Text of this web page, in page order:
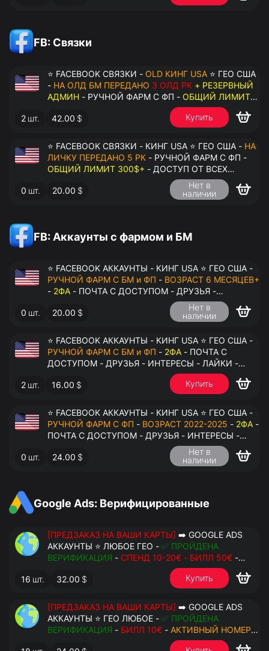
FB: Связки
⭐ FACEBOOK СВЯЗКИ - OLD КИНГ USA ⭐ ГЕО США
- НА ОЛД БМ ПЕРЕДАНО 3 ОЛД РК + РЕЗЕРВНЫЙ
АДМИН - РУЧНОЙ ФАРМ С ФП - ОБЩИЙ ЛИМИТ
- ДОСТУП ОТ ВСЕХ АККАУНТОВ -
ПЕРЕДАЧА В АНТИДЕТЕКТ
2 шт. 42.00 $ Купить
⭐ FACEBOOK СВЯЗКИ - КИНГ USA ⭐ ГЕО США - НА
ЛИЧКУ ПЕРЕДАНО 5 РК - РУЧНОЙ ФАРМ С ФП -
ОБЩИЙ ЛИМИТ 300$+ - ДОСТУП ОТ ВСЕХ
АККАУНТОВ - ПЕРЕДАЧА В АНТИДЕТЕКТ
0 шт. 20.00 $
Нет в
наличии
FB: Аккаунты с фармом и БМ
⭐ FACEBOOK АККАУНТЫ - КИНГ USA ⭐ ГЕО США -
РУЧНОЙ ФАРМ С БМ и ФП - ВОЗРАСТ 6 МЕСЯЦЕВ+
- 2ФА - ПОЧТА С ДОСТУПОМ - ДРУЗЬЯ -
ИНТЕРЕСЫ - ЛАЙКИ - КОММЕНТАРИИ - ПЕРЕДАЧА
В АНТИДЕТЕКТ
0 шт. 20.00 $
Нет в
наличии
⭐ FACEBOOK АККАУНТЫ - КИНГ USA ⭐ ГЕО США -
РУЧНОЙ ФАРМ С БМ и ФП - 2ФА - ПОЧТА С
ДОСТУПОМ - ДРУЗЬЯ - ИНТЕРЕСЫ - ЛАЙКИ -
КОММЕНТАРИИ - ПЕРЕДАЧА В АНТИДЕТЕКТ
2 шт. 16.00 $ Купить
⭐ FACEBOOK АККАУНТЫ - КИНГ USA ⭐ ГЕО США -
РУЧНОЙ ФАРМ С ФП - ВОЗРАСТ 2022-2025 - 2ФА -
ПОЧТА С ДОСТУПОМ - ДРУЗЬЯ - ИНТЕРЕСЫ -
ЛАЙКИ - КОММЕНТАРИИ - ПЕРЕДАЧА В
АНТИДЕТЕКТ
0 шт. 24.00 $
Нет в
наличии
Google Ads: Верифицированные
[ПРЕДЗАКАЗ НА ВАШИ КАРТЫ] ➡️ GOOGLE ADS
АККАУНТЫ ⭐ ЛЮБОЕ ГЕО - ✅ ПРОЙДЕНА
ВЕРИФИКАЦИЯ - СПЕНД 10-20€ - БИЛЛ 50€ -
АКТИВНЫЙ НОМЕР ДЛЯ ПОВТОРНЫХ СМС-
И РЕЗЕРВНЫЕ КОДЫ
- РУЧНОЙ ФАРМ -
РЕЗЕРВНАЯ ПОЧТА С ДОСТУПОМ - ПЕРЕДАЧА В
АНТИДЕТЕКТ
16 шт. 32.00 $ Купить
[ПРЕДЗАКАЗ НА ВАШИ КАРТЫ] ➡️ GOOGLE ADS
АККАУНТЫ ⭐ ГЕО ЛЮБОЕ - ✅ ПРОЙДЕНА
ВЕРИФИКАЦИЯ - БИЛЛ 10€ - АКТИВНЫЙ НОМЕР
2ФА И РЕЗЕРВНЫЕ КОДЫ